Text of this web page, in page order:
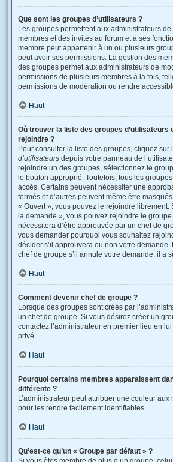
Que sont les groupes d’utilisateurs ?
Les groupes permettent aux administrateurs de
membres et des invités au forum et à ses
membre peut appartenir à un ou plusieurs
peut avoir ses permissions. La gestion des
des groupes permet aux administrateurs de
permissions de plusieurs membres à la fois,
permissions de modération ou rendre
Haut
Où trouver la liste des groupes d’utilisateurs
rejoindre ?
Pour consulter la liste des groupes, cliquez sur
d’utilisateurs depuis votre panneau de
rejoindre un des groupes, sélectionnez le
le bouton approprié. Toutefois, tous les
accès. Certains peuvent nécessiter une
fermés et d’autres peuvent même être
« Ouvert », vous pouvez le rejoindre librement.
la demande », vous pouvez rejoindre le
nécessitera d’être approuvée par un chef de
vous demander pourquoi vous souhaitez
décider s’il approuvera ou non votre demande.
chef de groupe s’il annule votre demande, il a
Haut
Comment devenir chef de groupe ?
Lorsque des groupes sont créés par
un chef de groupe. Si vous désirez créer un
contactez l’administrateur en premier lieu en
privé.
Haut
Pourquoi certains membres apparaissent
différente ?
L’administrateur peut attribuer une couleur aux
pour les rendre facilement identifiables.
Haut
Qu’est-ce qu’un « Groupe par défaut » ?